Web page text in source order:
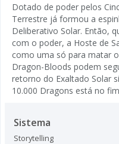
Dotado de poder pelos
Terrestre já formou a
Deliberativo Solar. Então,
com o poder, a Hoste de
como uma só para matar
Dragon-Bloods podem
retorno do Exaltado Solar
10.000 Dragons está no
Sistema
Storytelling